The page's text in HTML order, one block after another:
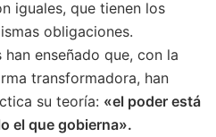
iguales, que tienen los
obligaciones.
enseñado que, con la
transformadora, han
su teoría: «el poder está
el que gobierna».